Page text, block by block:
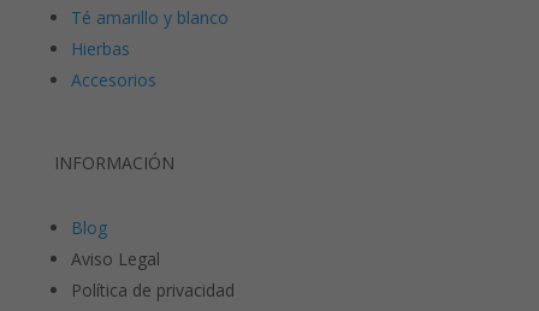
Té amarillo y blanco
Hierbas
Accesorios
INFORMACIÓN
Blog
Aviso Legal
Política de privacidad